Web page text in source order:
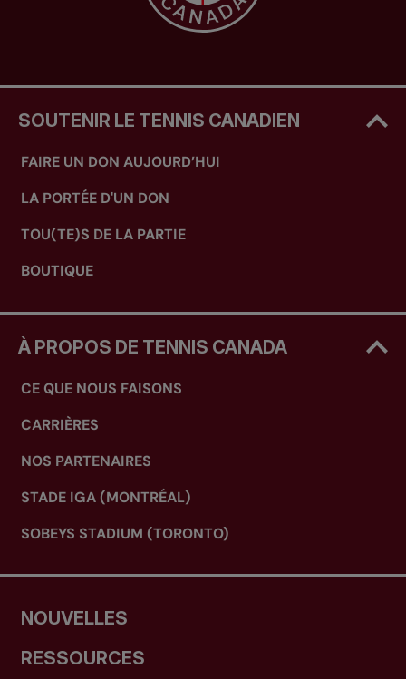
SOUTENIR LE TENNIS CANADIEN
FAIRE UN DON AUJOURD’HUI
LA PORTÉE D'UN DON
TOU(TE)S DE LA PARTIE
BOUTIQUE
À PROPOS DE TENNIS CANADA
CE QUE NOUS FAISONS
CARRIÈRES
NOS PARTENAIRES
STADE IGA (MONTRÉAL)
SOBEYS STADIUM (TORONTO)
NOUVELLES
RESSOURCES